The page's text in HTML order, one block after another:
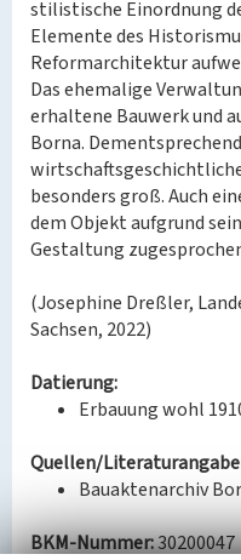
stilistische Einordnung
Elemente des
Reformarchitektur
Das ehemalige
erhaltene Bauwerk und
Borna.
besonders groß. Auch
dem Objekt aufgrund
Gestaltung
(Josephine Dreßler,
Sachsen, 2022)
Datierung:
Erbauung wohl
Quellen/
Bauaktenarchiv
BKM-Nummer:30200047